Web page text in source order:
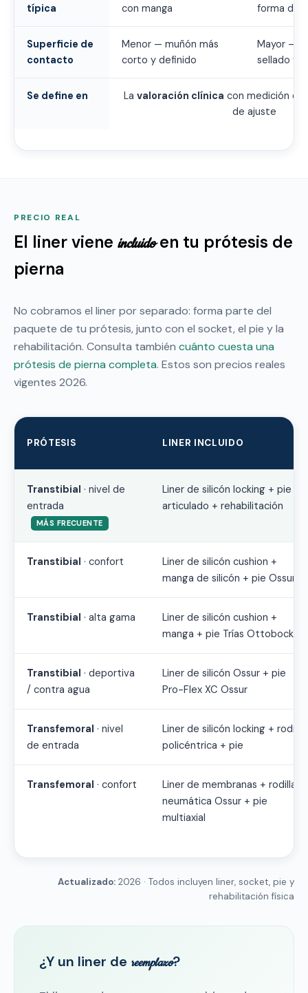
típica
con manga
forma del
Superficie de
contacto
Menor — muñón más
corto y definido
Mayor —
sellado y
Se define en La valoración clínica con medición
de ajuste
PRECIO REAL
El liner viene incluidoen tu prótesis de
pierna
No cobramos el liner por separado: forma parte del
paquete de tu prótesis, junto con el socket, el pie y la
rehabilitación. Consulta también cuánto cuesta una
prótesis de pierna completa. Estos son precios reales
vigentes 2026.
PRÓTESIS LINER INCLUIDO
Transtibial · nivel de
entrada
MÁS FRECUENTE
Liner de silicón locking + pie
articulado + rehabilitación
Transtibial · confort
Liner de silicón cushion +
manga de silicón + pie Ossur
Transtibial · alta gama
Liner de silicón cushion +
manga + pie Trías Ottobock
Transtibial · deportiva
/ contra agua
Liner de silicón Ossur + pie
Pro-Flex XC Ossur
Transfemoral · nivel
de entrada
Liner de silicón locking + rodilla
policéntrica + pie
Transfemoral · confort
Liner de membranas + rodilla
neumática Ossur + pie
multiaxial
Actualizado: 2026 · Todos incluyen liner, socket, pie y
rehabilitación física
¿Y un liner de reemplazo?